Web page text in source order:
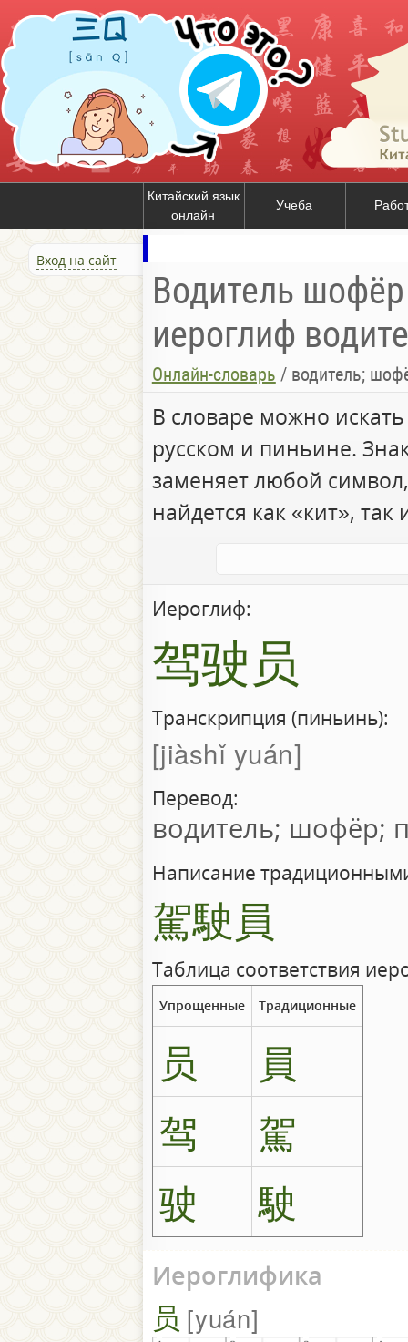
Китайский язык
онлайн
Учеба
Вход на сайт
Водитель
иероглиф
Онлайн-словарь / водитель;
В словаре можно
русском и пиньине.
заменяет любой
найдется как «кит», так
Иероглиф:
驾驶员
Транскрипция (пиньинь):
jiàshǐ yuán
Перевод:
водитель; шофёр;
Написание
駕駛員
Таблица соответствия
Упрощенные Традиционные
员
員
驾
駕
驶
駛
Иероглифика
员 yuán